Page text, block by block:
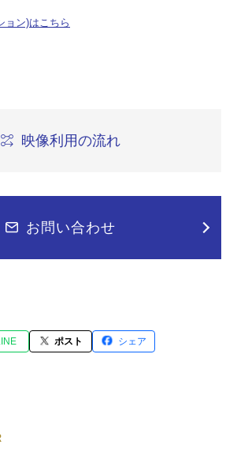
ョン)はこちら
映像利用の流れ
お問い合わせ
ポスト シェア